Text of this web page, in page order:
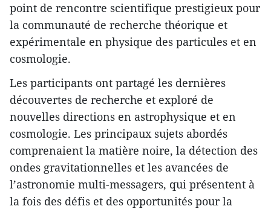
point de rencontre scientifique prestigieux pour
la communauté de recherche théorique et
expérimentale en physique des particules et en
cosmologie.
Les participants ont partagé les dernières
découvertes de recherche et exploré de
nouvelles directions en astrophysique et en
cosmologie. Les principaux sujets abordés
comprenaient la matière noire, la détection des
ondes gravitationnelles et les avancées de
l’astronomie multi-messagers, qui présentent à
la fois des défis et des opportunités pour la